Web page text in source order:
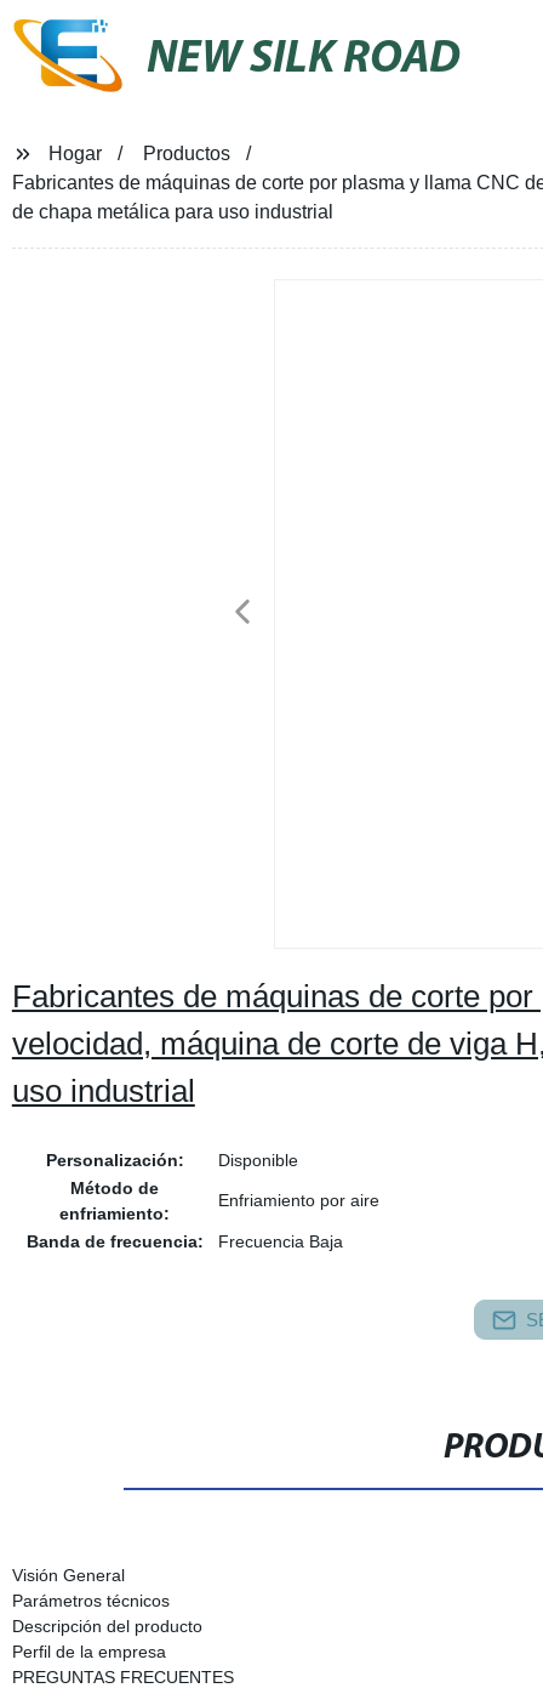
NEW SILK ROAD
Hogar
Productos
Fabricantes de máquinas de corte por plasma y llama CNC
de chapa metálica para uso industrial
Fabricantes de máquinas de corte
velocidad, máquina de corte de viga
uso industrial
Personalización:
Disponible
Método de
enfriamiento:
Enfriamiento por aire
Banda de frecuencia: Frecuencia Baja
Visión General
Parámetros técnicos
Descripción del producto
Perfil de la empresa
PREGUNTAS FRECUENTES